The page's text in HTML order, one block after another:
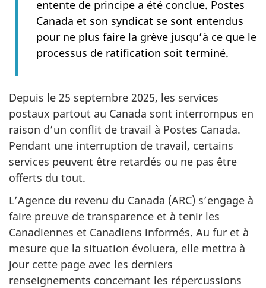
entente de principe a été conclue. Postes
Canada et son syndicat se sont entendus
pour ne plus faire la grève jusqu’à ce que le
processus de ratification soit terminé.
Depuis le 25 septembre 2025, les services
postaux partout au Canada sont interrompus en
raison d’un conflit de travail à Postes Canada.
Pendant une interruption de travail, certains
services peuvent être retardés ou ne pas être
offerts du tout.
L’Agence du revenu du Canada (ARC) s’engage à
faire preuve de transparence et à tenir les
Canadiennes et Canadiens informés. Au fur et à
mesure que la situation évoluera, elle mettra à
jour cette page avec les derniers
renseignements concernant les répercussions